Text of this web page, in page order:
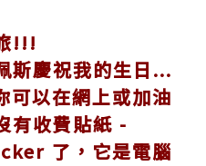
!!!
斯慶祝我的生日...
可以在網上或加油
有收費貼紙 -
了，它是電腦